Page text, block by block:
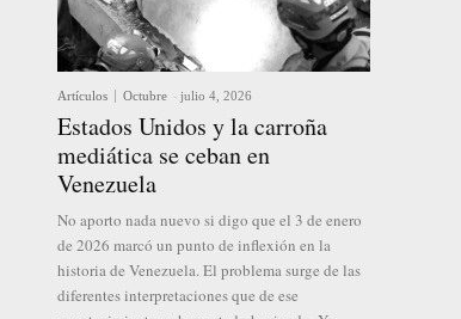
Artículos Octubre - julio 4, 2026
Estados Unidos y la carroña
mediática se ceban en
Venezuela
No aporto nada nuevo si digo que el 3 de enero
de 2026 marcó un punto de inflexión en la
historia de Venezuela. El problema surge de las
diferentes interpretaciones que de ese